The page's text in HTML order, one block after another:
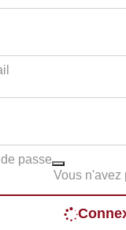
passe
Vous n'avez